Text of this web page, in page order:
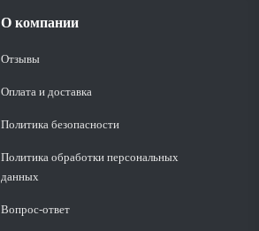
О компании
Отзывы
Оплата и доставка
Политика безопасности
Политика обработки персональных
данных
Вопрос-ответ